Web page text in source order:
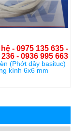
- 0975 135 635 -
- 0936 995 663
(Phớt dây basituc)
kính 6x6 mm